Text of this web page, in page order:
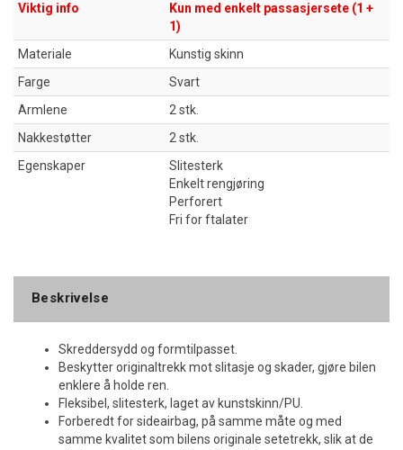
Viktig info
Kun med enkelt passasjersete (1 +
1)
Materiale
Kunstig skinn
Farge
Svart
Armlene
2 stk.
Nakkestøtter
2 stk.
Egenskaper
Slitesterk
Enkelt rengjøring
Perforert
Fri for ftalater
Beskrivelse
Skreddersydd og formtilpasset.
Beskytter originaltrekk mot slitasje og skader, gjøre bilen
enklere å holde ren.
Fleksibel, slitesterk, laget av kunstskinn/PU.
Forberedt for sideairbag, på samme måte og med
samme kvalitet som bilens originale setetrekk, slik at de